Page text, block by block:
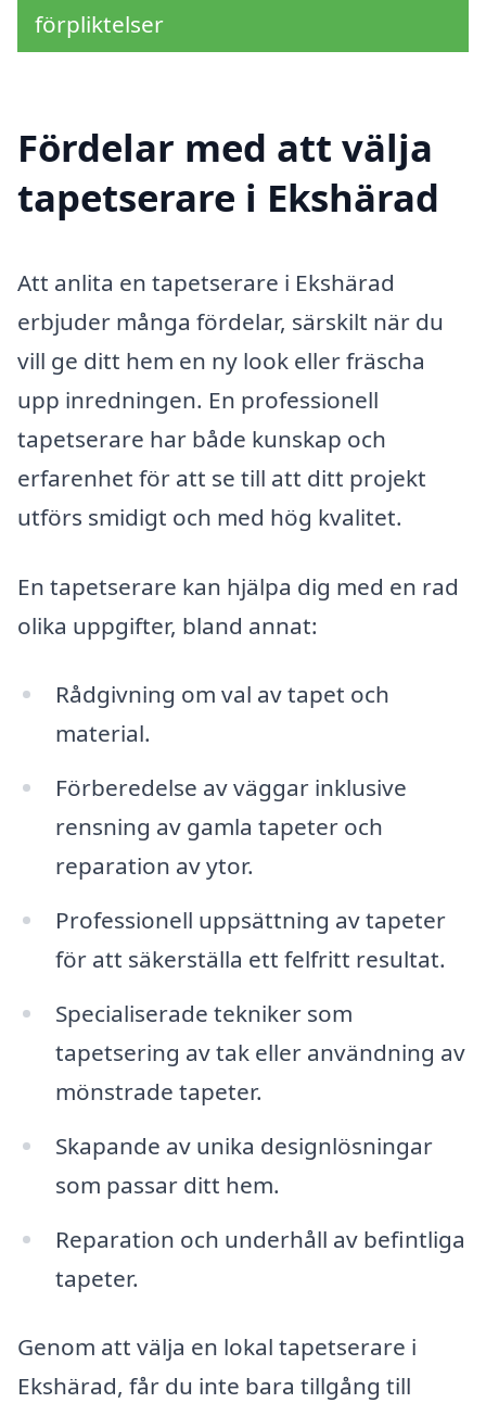
förpliktelser
Fördelar med att välja
tapetserare i Ekshärad
Att anlita en tapetserare i Ekshärad
erbjuder många fördelar, särskilt när du
vill ge ditt hem en ny look eller fräscha
upp inredningen. En professionell
tapetserare har både kunskap och
erfarenhet för att se till att ditt projekt
utförs smidigt och med hög kvalitet.
En tapetserare kan hjälpa dig med en rad
olika uppgifter, bland annat:
Rådgivning om val av tapet och
material.
Förberedelse av väggar inklusive
rensning av gamla tapeter och
reparation av ytor.
Professionell uppsättning av tapeter
för att säkerställa ett felfritt resultat.
Specialiserade tekniker som
tapetsering av tak eller användning av
mönstrade tapeter.
Skapande av unika designlösningar
som passar ditt hem.
Reparation och underhåll av befintliga
tapeter.
Genom att välja en lokal tapetserare i
Ekshärad, får du inte bara tillgång till